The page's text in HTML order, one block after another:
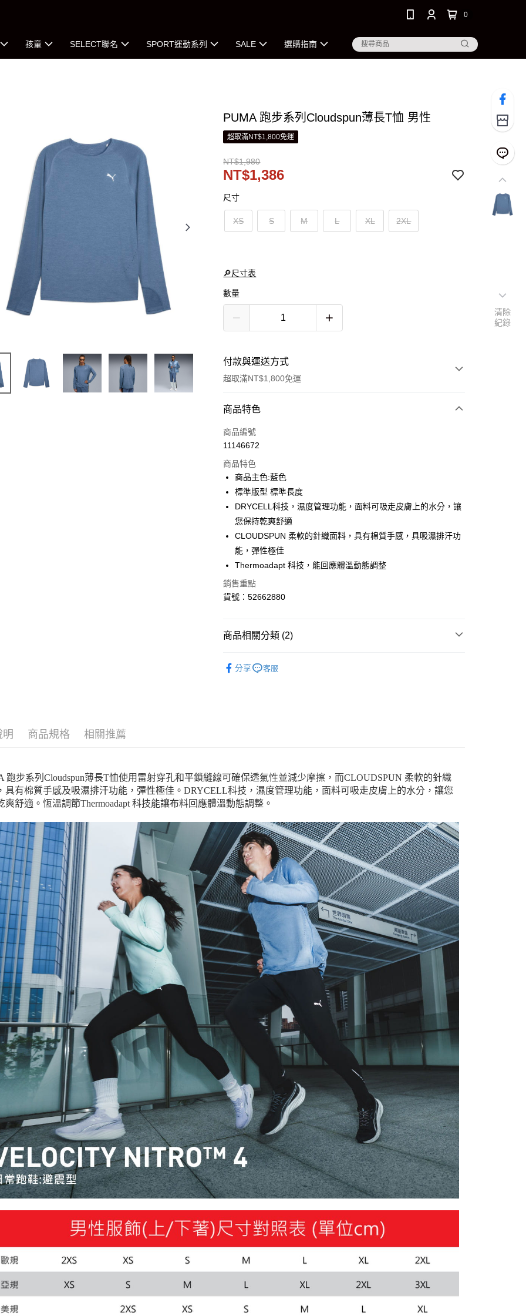
0
孩童 SELECT聯名 SPORT運動系列 SALE 選購指南
PUMA 跑步系列Cloudspun薄長T恤 男性
超取滿NT$1,800免運
NT$1,980
NT$1,386
尺寸
XS S M L XL 2XL
🔎尺寸表
數量
付款與運送方式
超取滿NT$1,800免運
付款方式
信用卡一次付款
Apple Pay
街口支付
悠遊付
Google Pay
貨到付款
運送方式
每筆NT$100，滿NT$1,800(含以上)免運費
每筆NT$100，滿NT$1,800(含以上)免運費
商品特色
商品編號
11146672
商品特色
商品主色:藍色
標準版型 標準長度
DRYCELL科技，濕度管理功能，面料可吸走皮膚上的水分，讓
您保持乾爽舒適
CLOUDSPUN 柔軟的針織面料，具有棉質手感，具吸濕排汗功
能，彈性極佳
Thermoadapt 科技，能回應體溫動態調整
銷售重點
貨號：52662880
商品相關分類 (2)
分享 客服
明 商品規格 相關推薦
跑步系列Cloudspun薄長T恤使用雷射穿孔和平鎖縫線可確保透氣性並減少摩擦，而CLOUDSPUN 柔軟的針織
具有棉質手感及吸濕排汗功能，彈性極佳。DRYCELL科技，濕度管理功能，面料可吸走皮膚上的水分，讓您
爽舒適。恆溫調節Thermoadapt 科技能讓布料回應體溫動態調整。
清除
紀錄